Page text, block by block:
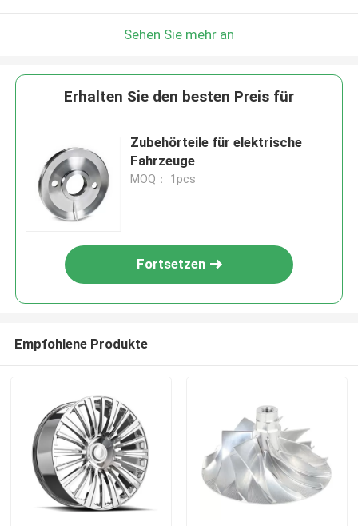
Sehen Sie mehr an
Erhalten Sie den besten Preis für
Zubehörteile für elektrische
Fahrzeuge
MOQ： 1pcs
Fortsetzen
Empfohlene Produkte